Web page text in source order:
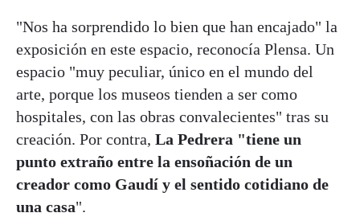
"Nos ha sorprendido lo bien que han encajado" la
exposición en este espacio, reconocía Plensa. Un
espacio "muy peculiar, único en el mundo del
arte, porque los museos tienden a ser como
hospitales, con las obras convalecientes" tras su
creación. Por contra, La Pedrera "tiene un
punto extraño entre la ensoñación de un
creador como Gaudí y el sentido cotidiano de
una casa".